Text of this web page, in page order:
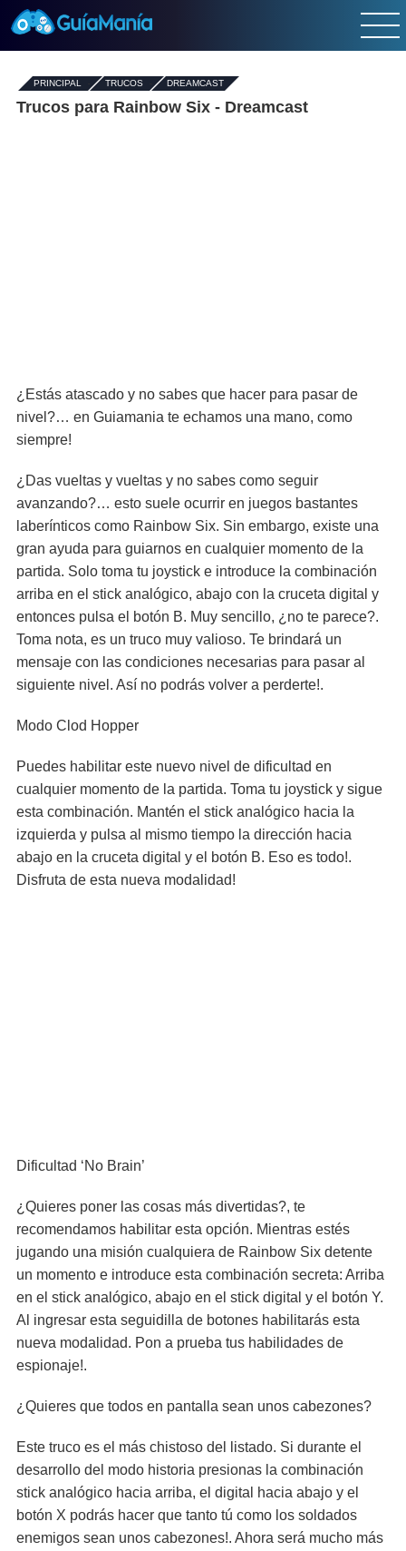
PRINCIPAL - TRUCOS- DREAMCAST
Trucos para Rainbow Six - Dreamcast
¿Estás atascado y no sabes que hacer para pasar de
nivel?… en Guiamania te echamos una mano, como
siempre!
¿Das vueltas y vueltas y no sabes como seguir
avanzando?… esto suele ocurrir en juegos bastantes
laberínticos como Rainbow Six. Sin embargo, existe una
gran ayuda para guiarnos en cualquier momento de la
partida. Solo toma tu joystick e introduce la combinación
arriba en el stick analógico, abajo con la cruceta digital y
entonces pulsa el botón B. Muy sencillo, ¿no te parece?.
Toma nota, es un truco muy valioso. Te brindará un
mensaje con las condiciones necesarias para pasar al
siguiente nivel. Así no podrás volver a perderte!.
Modo Clod Hopper
Puedes habilitar este nuevo nivel de dificultad en
cualquier momento de la partida. Toma tu joystick y sigue
esta combinación. Mantén el stick analógico hacia la
izquierda y pulsa al mismo tiempo la dirección hacia
abajo en la cruceta digital y el botón B. Eso es todo!.
Disfruta de esta nueva modalidad!
Dificultad ‘No Brain’
¿Quieres poner las cosas más divertidas?, te
recomendamos habilitar esta opción. Mientras estés
jugando una misión cualquiera de Rainbow Six detente
un momento e introduce esta combinación secreta: Arriba
en el stick analógico, abajo en el stick digital y el botón Y.
Al ingresar esta seguidilla de botones habilitarás esta
nueva modalidad. Pon a prueba tus habilidades de
espionaje!.
¿Quieres que todos en pantalla sean unos cabezones?
Este truco es el más chistoso del listado. Si durante el
desarrollo del modo historia presionas la combinación
stick analógico hacia arriba, el digital hacia abajo y el
botón X podrás hacer que tanto tú como los soldados
enemigos sean unos cabezones!. Ahora será mucho más